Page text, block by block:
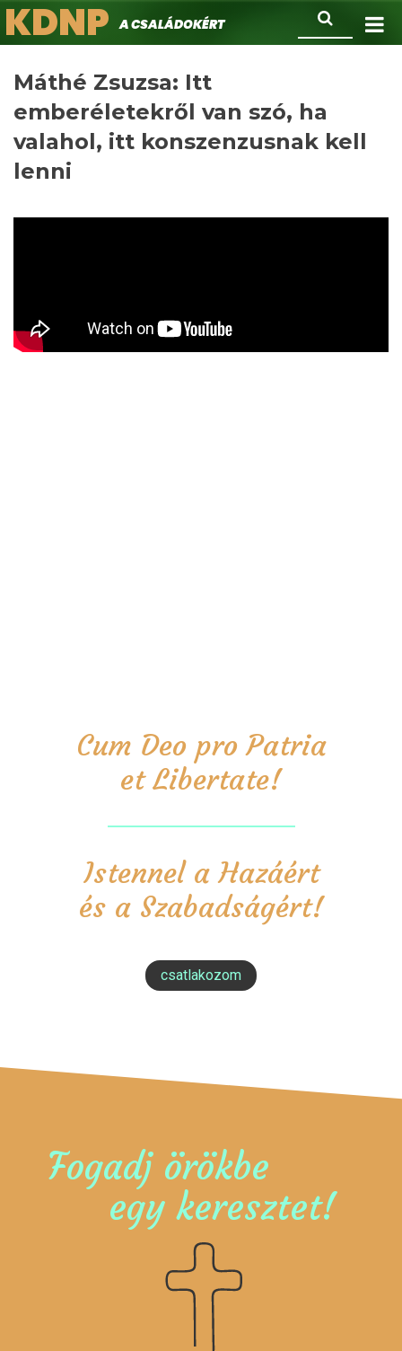
Ugrás
a
Keresés
KDNPA családokért.
Máthé Zsuzsa: Itt
emberéletekről van szó, ha
valahol, itt konszenzusnak kell
lenni
Cum Deo pro Patria
et Libertate!
Istennel a Hazáért
és a Szabadságért!
csatlakozom
Fogadj örökbe
egy keresztet!